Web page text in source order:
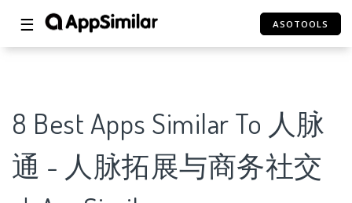
☰ ASOTOOLS
8 Best Apps Similar To 人脉
通 - 人脉拓展与商务社交